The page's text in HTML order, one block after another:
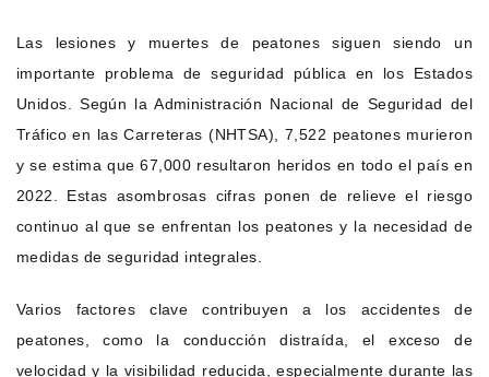
Las lesiones y muertes de peatones siguen siendo un
importante problema de seguridad pública en los Estados
Unidos. Según la Administración Nacional de Seguridad del
Tráfico en las Carreteras (NHTSA), 7,522 peatones murieron
y se estima que 67,000 resultaron heridos en todo el país en
2022. Estas asombrosas cifras ponen de relieve el riesgo
continuo al que se enfrentan los peatones y la necesidad de
medidas de seguridad integrales.
Varios factores clave contribuyen a los accidentes de
peatones, como la conducción distraída, el exceso de
velocidad y la visibilidad reducida, especialmente durante las